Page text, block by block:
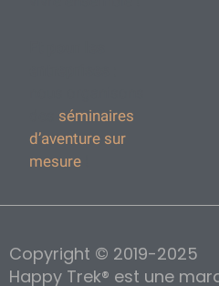
séminaires
d’aventure sur
mesure
Copyright © 2019-2025
Happy Trek® est une